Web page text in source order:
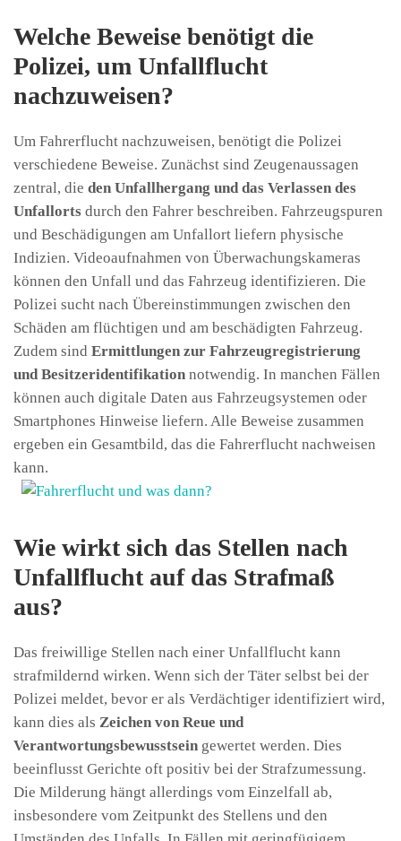
Welche Beweise benötigt die
Polizei, um Unfallflucht
nachzuweisen?
Um Fahrerflucht nachzuweisen, benötigt die Polizei
verschiedene Beweise. Zunächst sind Zeugenaussagen
zentral, die den Unfallhergang und das Verlassen des
Unfallorts durch den Fahrer beschreiben. Fahrzeugspuren
und Beschädigungen am Unfallort liefern physische
Indizien. Videoaufnahmen von Überwachungskameras
können den Unfall und das Fahrzeug identifizieren. Die
Polizei sucht nach Übereinstimmungen zwischen den
Schäden am flüchtigen und am beschädigten Fahrzeug.
Zudem sind Ermittlungen zur Fahrzeugregistrierung
und Besitzeridentifikation notwendig. In manchen Fällen
können auch digitale Daten aus Fahrzeugsystemen oder
Smartphones Hinweise liefern. Alle Beweise zusammen
ergeben ein Gesamtbild, das die Fahrerflucht nachweisen
kann.
Wie wirkt sich das Stellen nach
Unfallflucht auf das Strafmaß
aus?
Das freiwillige Stellen nach einer Unfallflucht kann
strafmildernd wirken. Wenn sich der Täter selbst bei der
Polizei meldet, bevor er als Verdächtiger identifiziert wird,
kann dies als Zeichen von Reue und
Verantwortungsbewusstsein gewertet werden. Dies
beeinflusst Gerichte oft positiv bei der Strafzumessung.
Die Milderung hängt allerdings vom Einzelfall ab,
insbesondere vom Zeitpunkt des Stellens und den